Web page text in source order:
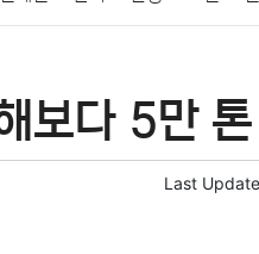
팅 부동산 외국어 교육
보다 5만
Last